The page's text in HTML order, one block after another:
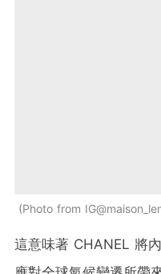
Photo from
這意味著 CHANEL 將